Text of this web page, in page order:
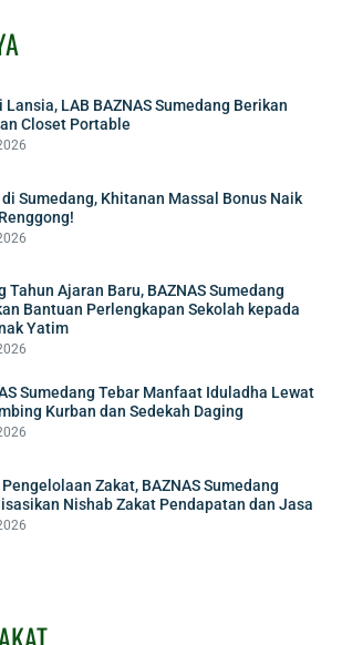
Lansia, LAB BAZNAS Sumedang Berikan
Closet Portable
di Sumedang, Khitanan Massal Bonus Naik
Tahun Ajaran Baru, BAZNAS Sumedang
Bantuan Perlengkapan Sekolah kepada
Yatim
Sumedang Tebar Manfaat Iduladha Lewat
Kurban dan Sedekah Daging
Pengelolaan Zakat, BAZNAS Sumedang
Nishab Zakat Pendapatan dan Jasa